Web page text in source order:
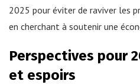
2025 pour éviter de raviver les
en cherchant à soutenir une
Perspectives pour
et espoirs